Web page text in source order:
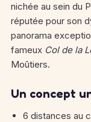
nichée au sein du
réputée pour son
panorama
fameux Col de la
Moûtiers.
Un concept
6 distances au